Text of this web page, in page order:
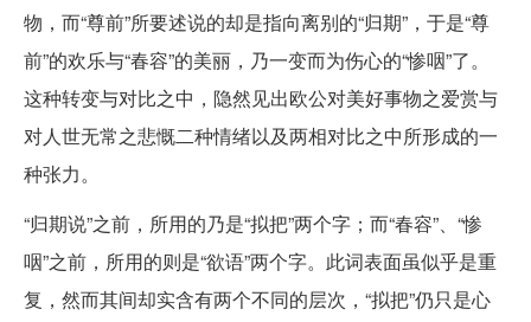
物，而“尊前”所要述说的却是指向离别的“归期”，于是“尊
前”的欢乐与“春容”的美丽，乃一变而为伤心的“惨咽”了。
这种转变与对比之中，隐然见出欧公对美好事物之爱赏与
对人世无常之悲慨二种情绪以及两相对比之中所形成的一
种张力。
“归期说”之前，所用的乃是“拟把”两个字；而“春容”、“惨
咽”之前，所用的则是“欲语”两个字。此词表面虽似乎是重
复，然而其间却实含有两个不同的层次，“拟把”仍只是心